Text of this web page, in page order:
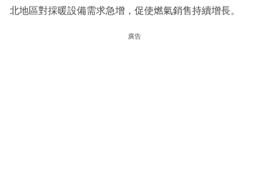
北地區對採暖設備需求急增，促使燃氣銷售持續增長。
廣告